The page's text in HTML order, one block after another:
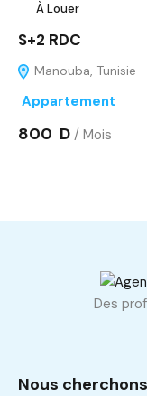
À Louer
S+2 RDC
Manouba, Tunisie
Appartement
800 D / Mois
Des
Nous